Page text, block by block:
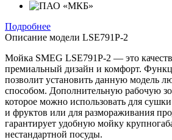
Подробнее
Описание модели LSE791P-2
Мойка SMEG LSE791P-2 — это
премиальный дизайн и комфорт.
позволит установить данную модель
способом. Дополнительную рабочую
которое можно использовать для
и фруктов или для размораживания
гарантирует удобную мойку
нестандартной посуды.